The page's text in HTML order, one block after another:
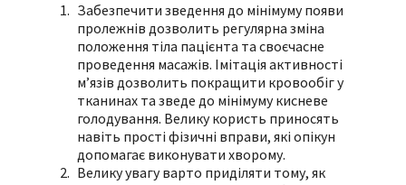
Забезпечити зведення до мінімуму появи
пролежнів дозволить регулярна зміна
положення тіла пацієнта та своєчасне
проведення масажів. Імітація активності
м’язів дозволить покращити кровообіг у
тканинах та зведе до мінімуму кисневе
голодування. Велику користь приносять
навіть прості фізичні вправи, які опікун
допомагає виконувати хворому.
Велику увагу варто приділяти тому, як